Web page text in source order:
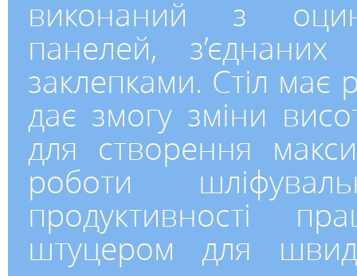
виконаний з
панелей,
заклепками. Стіл має
дає змогу зміни
для створення
роботи
продуктивності
штуцером для